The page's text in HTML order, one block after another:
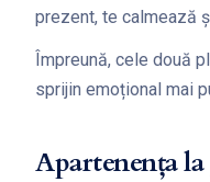
prezent, te calmează
Împreună, cele două
sprijin emoțional mai
Apartenența